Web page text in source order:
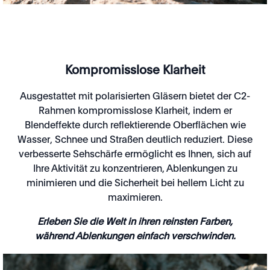
Kompromisslose Klarheit
Ausgestattet mit polarisierten Gläsern bietet der C2-
Rahmen kompromisslose Klarheit, indem er
Blendeffekte durch reflektierende Oberflächen wie
Wasser, Schnee und Straßen deutlich reduziert. Diese
verbesserte Sehschärfe ermöglicht es Ihnen, sich auf
Ihre Aktivität zu konzentrieren, Ablenkungen zu
minimieren und die Sicherheit bei hellem Licht zu
maximieren.
Erleben Sie die Welt in ihren reinsten Farben,
während Ablenkungen einfach verschwinden.